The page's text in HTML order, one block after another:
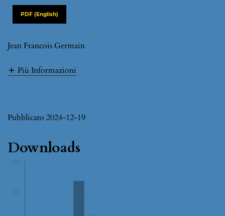
PDF (English)
Jean Francois Germain
Più Informazioni
Pubblicato 2024-12-19
Downloads